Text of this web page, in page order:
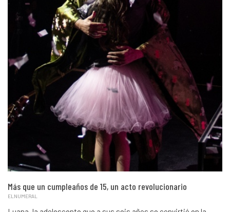
Más que un cumpleaños de 15, un acto revolucionario
ELNUMERAL